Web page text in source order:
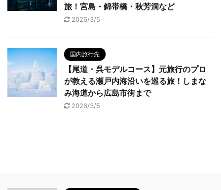
旅！宮島・錦帯橋・秋芳洞など
2026/3/5
国内旅行先
【尾道・呉モデルコース】元旅行のプロ
が教える瀬戸内海沿いを巡る旅！しまな
み海道から広島市街まで
2026/3/5